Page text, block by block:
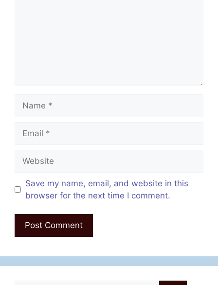
Save my name, email, and website in this
browser for the next time I comment.